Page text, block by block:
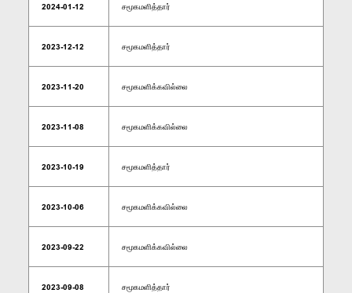
2024-01-12 சமூகமளித்தார்
2023-12-12 சமூகமளித்தார்
2023-11-20 சமூகமளிக்கவில்லை
2023-11-08 சமூகமளிக்கவில்லை
2023-10-19 சமூகமளித்தார்
2023-10-06 சமூகமளிக்கவில்லை
2023-09-22 சமூகமளிக்கவில்லை
2023-09-08 சமூகமளித்தார்